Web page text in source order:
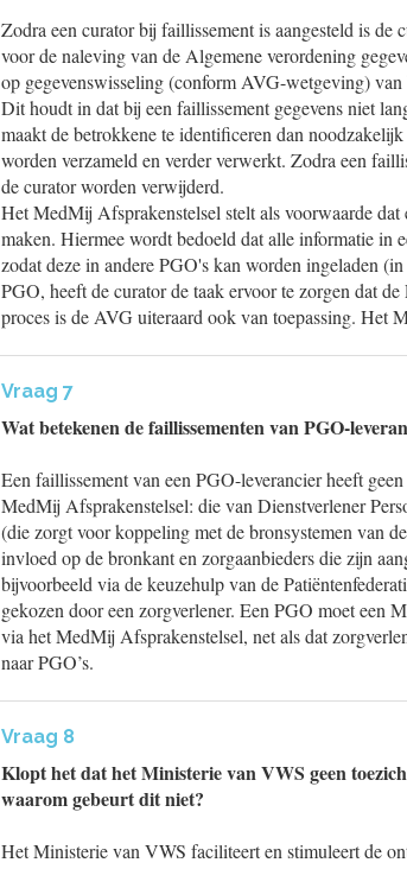
Zodra een curator bij faillissement is aangesteld is
voor de naleving van de Algemene verordening
op gegevenswisseling (conform AVG-wetgeving)
Dit houdt in dat bij een faillissement gegevens niet
maakt de betrokkene te identificeren dan
worden verzameld en verder verwerkt. Zodra een
de curator worden verwijderd.
Het MedMij Afsprakenstelsel stelt als voorwaarde
maken. Hiermee wordt bedoeld dat alle informatie in
zodat deze in andere PGO's kan worden ingeladen
PGO, heeft de curator de taak ervoor te zorgen dat
proces is de AVG uiteraard ook van toepassing. Het
Vraag 7
Wat betekenen de faillissementen van PGO-
Een faillissement van een PGO-leverancier heeft
MedMij Afsprakenstelsel: die van Dienstverlener
(die zorgt voor koppeling met de bronsystemen van
invloed op de bronkant en zorgaanbieders die zijn
bijvoorbeeld via de keuzehulp van de
gekozen door een zorgverlener. Een PGO moet een
via het MedMij Afsprakenstelsel, net als dat
naar PGO’s.
Vraag 8
Klopt het dat het Ministerie van VWS geen
waarom gebeurt dit niet?
Het Ministerie van VWS faciliteert en stimuleert de